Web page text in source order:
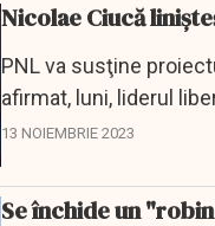
Nicolae Ciucă
PNL va susţine
afirmat, luni, liderul
13 NOIEMBRIE 2023
Se închide un